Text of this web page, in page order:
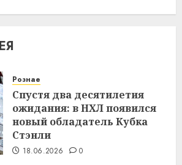
Рознае
Спустя два десятилетия
ожидания: в НХЛ появился
новый обладатель Кубка
Стэнли
18.06.2026 0